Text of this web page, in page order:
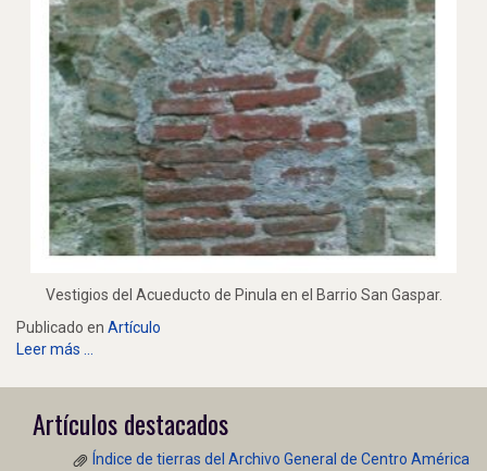
Vestigios del Acueducto de Pinula en el Barrio San Gaspar.
Publicado en Artículo
Leer más ...
Artículos destacados
Índice de tierras del Archivo General de Centro América